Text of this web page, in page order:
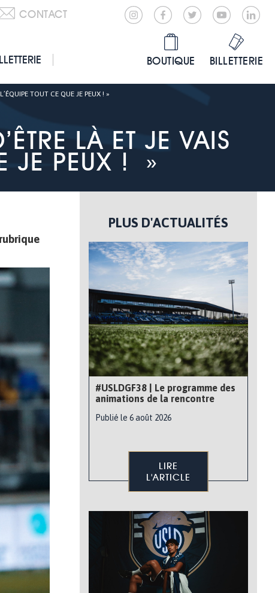
CONTACT
BOUTIQUE BILLETTERIE
TOUT CE QUE JE PEUX ! »
LÀ ET JE VAIS
JE PEUX ! »
PLUS D'ACTUALITÉS
#USLDGF38 | Le programme des
animations de la rencontre
Publié le 6 août 2026
LIRE
L'ARTICLE